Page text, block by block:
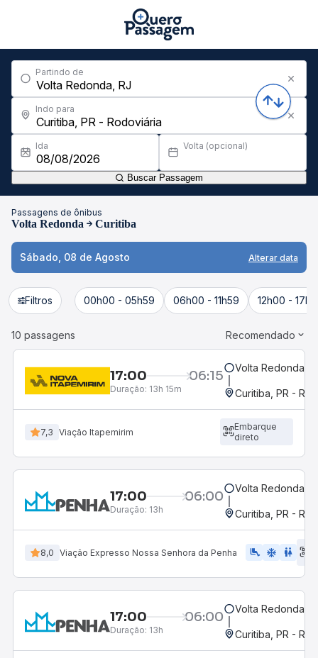
Partindo de
Indo para
Ida Volta (opcional)
Buscar Passagem
Passagens de ônibus
Volta Redonda Curitiba
Sábado, 08 de Agosto Alterar data
Filtros 00h00 - 05h59 06h00 - 11h59 12h00 -
10 passagens Recomendado
17:00 06:15
Duração: 13h 15m
Volta Redonda,
Curitiba, PR -
7,3 Viação Itapemirim
Embarque
direto
17:00 06:00
Duração: 13h
Volta Redonda,
Curitiba, PR -
8,0 Viação Expresso Nossa Senhora da Penha airline_seat_legroom_extra ac_unit WC
17:00 06:00
Duração: 13h
Volta Redonda,
Curitiba, PR -